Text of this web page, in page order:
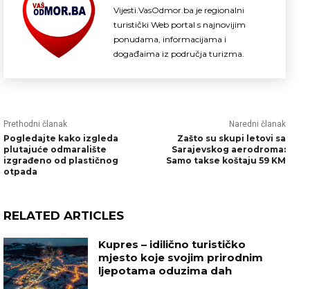
Vijesti.VasOdmor.ba je regionalni
turistički Web portal s najnovijim
ponudama, informacijama i
događaima iz područja turizma.
Prethodni članak
Pogledajte kako izgleda
plutajuće odmaralište
izgrađeno od plastičnog
otpada
Naredni članak
Zašto su skupi letovi sa
Sarajevskog aerodroma:
Samo takse koštaju 59 KM
RELATED ARTICLES
Kupres – idilično turističko
mjesto koje svojim prirodnim
ljepotama oduzima dah